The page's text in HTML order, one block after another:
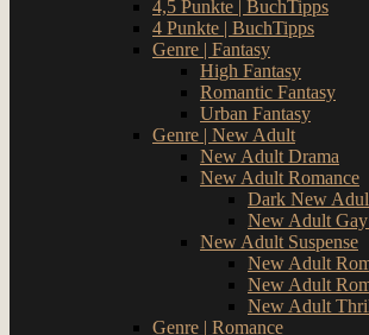
4,5 Punkte | BuchTipps
4 Punkte | BuchTipps
Genre | Fantasy
High Fantasy
Romantic Fantasy
Urban Fantasy
Genre | New Adult
New Adult Drama
New Adult Romance
Dark New
New Adult
New Adult Suspense
New Adult
New Adult
New Adult
Genre | Romance